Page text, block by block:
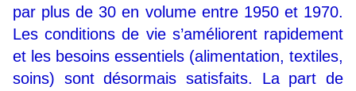
par plus de 30 en volume entre 1950 et 1970.
Les conditions de vie s’améliorent rapidement
et les besoins essentiels (alimentation, textiles,
soins) sont désormais satisfaits. La part de